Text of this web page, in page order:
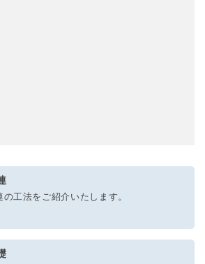
の工法をご紹介いたします。